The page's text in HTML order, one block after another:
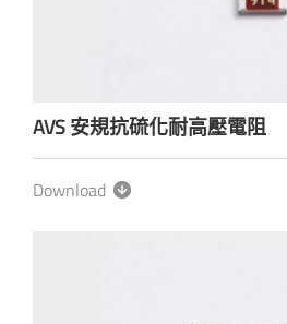
AVS 安規抗硫化耐高壓電阻
Download